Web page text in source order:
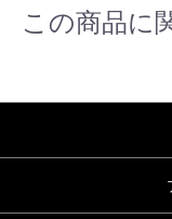
この商品に